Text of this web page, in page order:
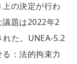
の決定が行わ
題は2022年2
た。UNEA-5.2
：法的拘束力